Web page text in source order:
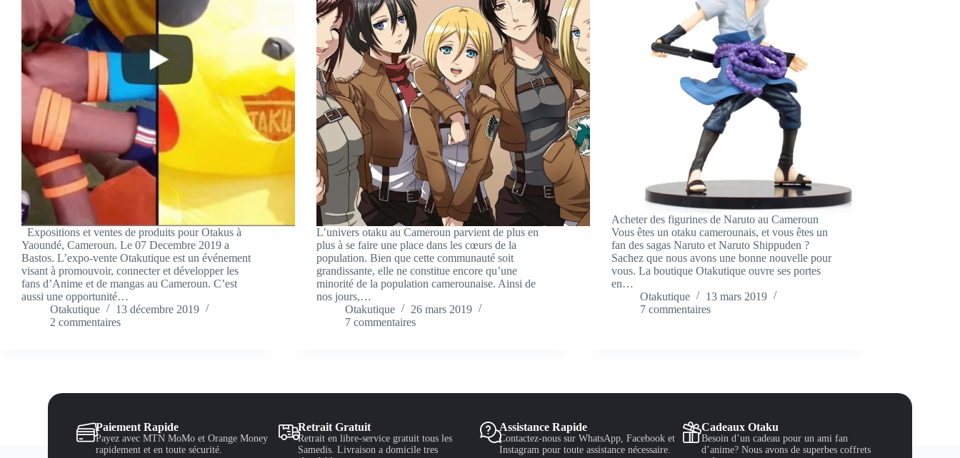
Expositions et ventes de produits pour Otakus à
Yaoundé, Cameroun. Le 07 Decembre 2019 a
Bastos. L’expo-vente Otakutique est un événement
visant à promouvoir, connecter et développer les
fans d’Anime et de mangas au Cameroun. C’est
aussi une opportunité…
Otakutique
13 décembre 2019
2 commentaires
L’univers otaku au Cameroun parvient de plus en
plus à se faire une place dans les cœurs de la
population. Bien que cette communauté soit
grandissante, elle ne constitue encore qu’une
minorité de la population camerounaise. Ainsi de
nos jours,…
Otakutique
26 mars 2019
7 commentaires
Acheter des figurines de Naruto au Cameroun
Vous êtes un otaku camerounais, et vous êtes un
fan des sagas Naruto et Naruto Shippuden ?
Sachez que nous avons une bonne nouvelle pour
vous. La boutique Otakutique ouvre ses portes
en…
Otakutique
13 mars 2019
7 commentaires
Paiement Rapide
Payez avec MTN MoMo et Orange Money
rapidement et en toute sécurité.
Retrait Gratuit
Retrait en libre-service gratuit tous les
Samedis. Livraison a domicile tres
Assistance Rapide
Contactez-nous sur WhatsApp, Facebook et
Instagram pour toute assistance nécessaire.
Cadeaux Otaku
Besoin d’un cadeau pour un ami fan
d’anime? Nous avons de superbes coffrets